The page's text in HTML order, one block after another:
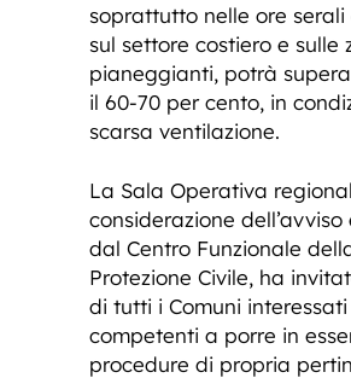
soprattutto nelle ore serali
sul settore costiero e sulle
pianeggianti, potrà
il 60-70 per cento, in
scarsa ventilazione.
La Sala Operativa
considerazione dell’avviso
dal Centro Funzionale
Protezione Civile, ha
di tutti i Comuni
competenti a porre in
procedure di propria